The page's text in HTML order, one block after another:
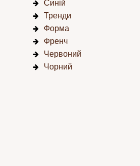
Синій
Тренди
Форма
Френч
Червоний
Чорний